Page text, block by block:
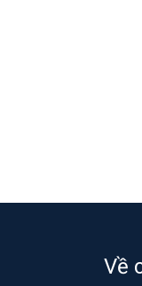
Về